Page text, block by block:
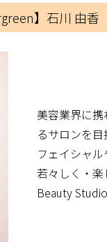
】石川 由香
美容業界に
るサロンを目
フェイシャ
若々しく・楽
Beauty